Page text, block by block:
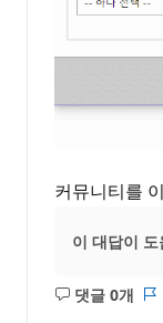
커뮤니티를
이 대답이
댓글 0개
설